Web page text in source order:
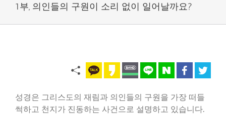
1부, 의인들의 구원이 소리 없이 일어날까요?
성경은 그리스도의 재림과 의인들의 구원을 가장 떠들
썩하고 천지가 진동하는 사건으로 설명하고 있습니다.